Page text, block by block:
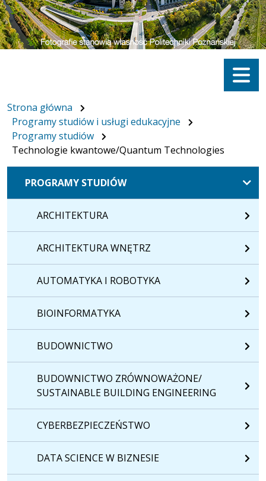
Menu
Strona główna
Programy studiów i usługi edukacyjne
Programy studiów
Technologie kwantowe/Quantum Technologies
PROGRAMY STUDIÓW
ARCHITEKTURA
ARCHITEKTURA WNĘTRZ
AUTOMATYKA I ROBOTYKA
BIOINFORMATYKA
BUDOWNICTWO
BUDOWNICTWO ZRÓWNOWAŻONE/
SUSTAINABLE BUILDING ENGINEERING
CYBERBEZPIECZEŃSTWO
DATA SCIENCE W BIZNESIE